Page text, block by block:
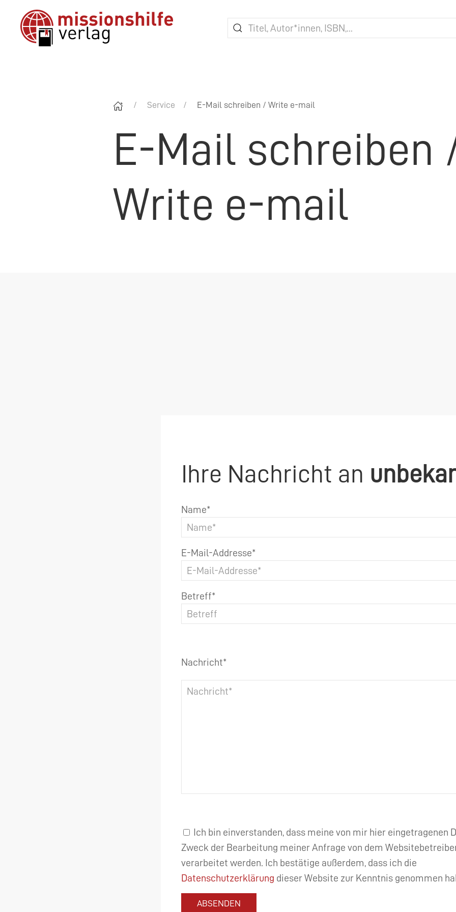
Service E-Mail schreiben / Write e-mail
E-Mail schreiben
Write e-mail
Ihre Nachricht an
Name*
E-Mail-Addresse*
Betreff*
Nachricht*
Ich bin einverstanden, dass meine von mir hier eingetragenen
Zweck der Bearbeitung meiner Anfrage von dem
verarbeitet werden. Ich bestätige außerdem, dass ich die
Datenschutzerklärung dieser Website zur Kenntnis genommen
ABSENDEN